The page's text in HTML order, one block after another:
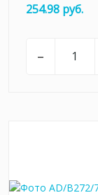
254.98 руб.
–